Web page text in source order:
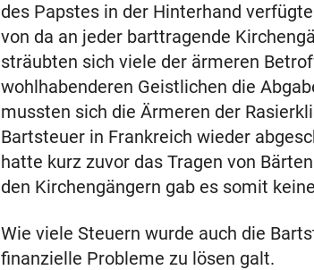
des Papstes in der Hinterhand
von da an jeder barttragende
sträubten sich viele der ärmeren
wohlhabenderen Geistlichen die
mussten sich die Ärmeren der
Bartsteuer in Frankreich wieder
hatte kurz zuvor das Tragen von
den Kirchengängern gab es somit
Wie viele Steuern wurde auch die
finanzielle Probleme zu lösen galt.